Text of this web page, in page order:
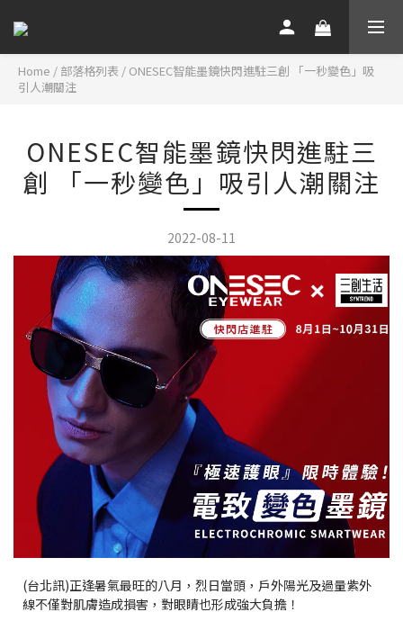
Home / 部落格列表 / ONESEC智能墨鏡快閃進駐三創 「一秒變色」吸
引人潮關注
ONESEC智能墨鏡快閃進駐三
創 「一秒變色」吸引人潮關注
2022-08-11
(台北訊)正逢暑氣最旺的八月，烈日當頭，戶外陽光及過量紫外
線不僅對肌膚造成損害，對眼睛也形成強大負擔！